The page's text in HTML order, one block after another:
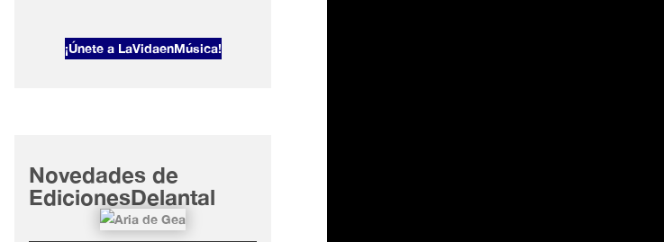
Primavera
¡Únete a LaVidaenMúsica!
Novedades de
EdicionesDelantal